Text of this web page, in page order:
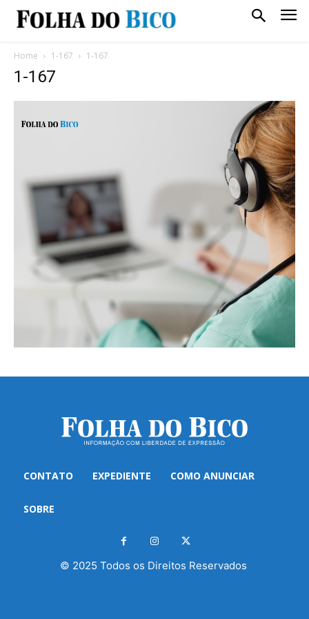
Home 1-167 1-167
1-167
CONTATO EXPEDIENTE COMO ANUNCIAR
SOBRE
© 2025 Todos os Direitos Reservados